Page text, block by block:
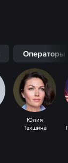
Операторы
Юлия
Такшина